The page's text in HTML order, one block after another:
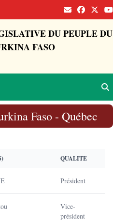
DU PEUPLE DU
FASO
Faso - Québec
QUALITE
Président
Vice-
président